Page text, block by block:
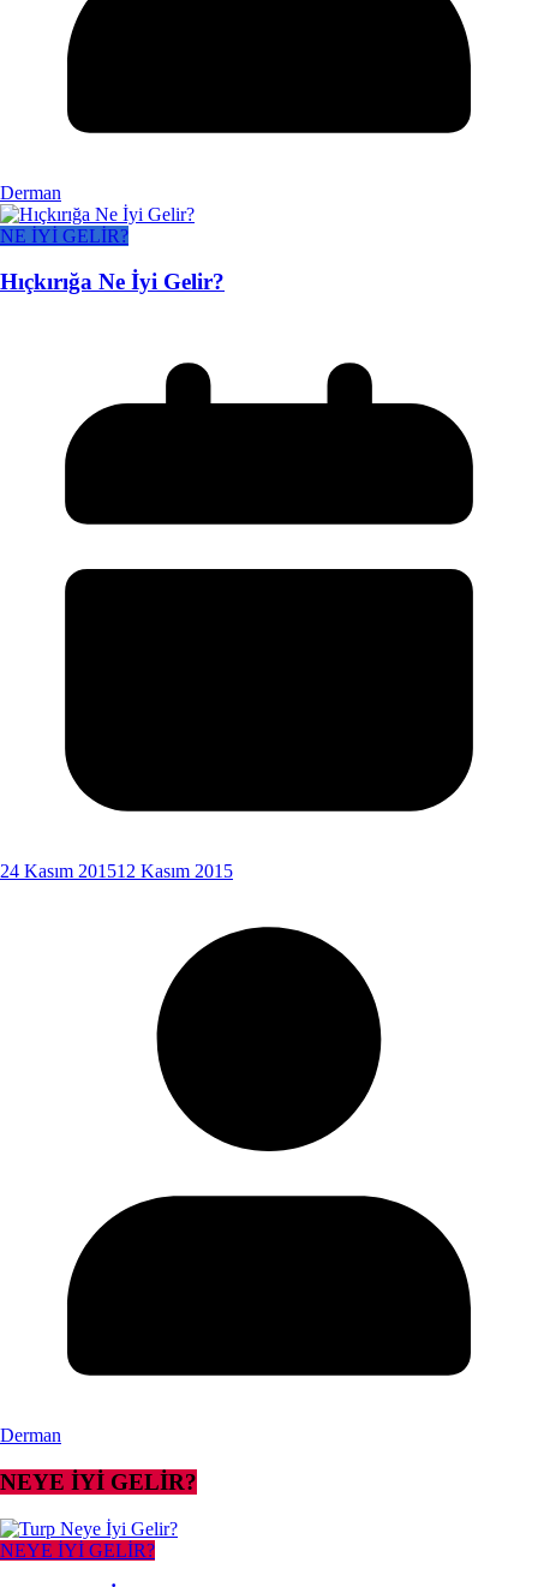
Derman
NE İYİ GELİR?
Hıçkırığa Ne İyi Gelir?
24 Kasım 201512 Kasım 2015
Derman
NEYE İYİ GELİR?
NEYE İYİ GELİR?